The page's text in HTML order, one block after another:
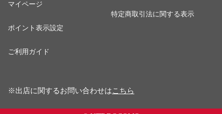
マイページ
ポイント表示設定
ご利用ガイド
特定商取引法に関する表示
※出店に関するお問い合わせはこちら